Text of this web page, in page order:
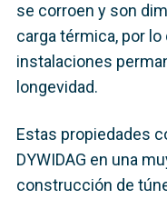
se corroen y son
carga térmica, por
instalaciones
longevidad.
Estas propiedades
DYWIDAG en una
construcción de